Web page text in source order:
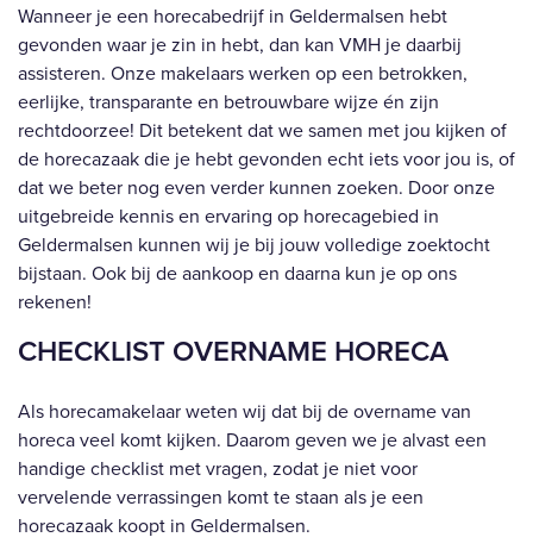
Wanneer je een horecabedrijf in Geldermalsen hebt
gevonden waar je zin in hebt, dan kan VMH je daarbij
assisteren. Onze makelaars werken op een betrokken,
eerlijke, transparante en betrouwbare wijze én zijn
rechtdoorzee! Dit betekent dat we samen met jou kijken of
de horecazaak die je hebt gevonden echt iets voor jou is, of
dat we beter nog even verder kunnen zoeken. Door onze
uitgebreide kennis en ervaring op horecagebied in
Geldermalsen kunnen wij je bij jouw volledige zoektocht
bijstaan. Ook bij de aankoop en daarna kun je op ons
rekenen!
CHECKLIST OVERNAME HORECA
Als horecamakelaar weten wij dat bij de overname van
horeca veel komt kijken. Daarom geven we je alvast een
handige checklist met vragen, zodat je niet voor
vervelende verrassingen komt te staan als je een
horecazaak koopt in Geldermalsen.